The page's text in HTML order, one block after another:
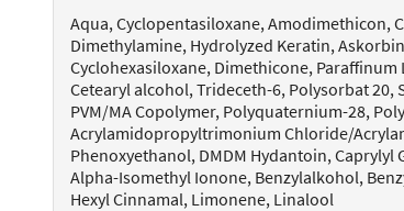
Aqua, Cyclopentasiloxane, Amodimethicon,
Dimethylamine, Hydrolyzed Keratin,
Cyclohexasiloxane, Dimethicone,
Cetearyl alcohol, Trideceth-6, Polysorbat
PVM/MA Copolymer, Polyquaternium-28,
Acrylamidopropyltrimonium Chloride/
Phenoxyethanol, DMDM Hydantoin,
Alpha-Isomethyl Ionone, Benzylalkohol,
Hexyl Cinnamal, Limonene, Linalool